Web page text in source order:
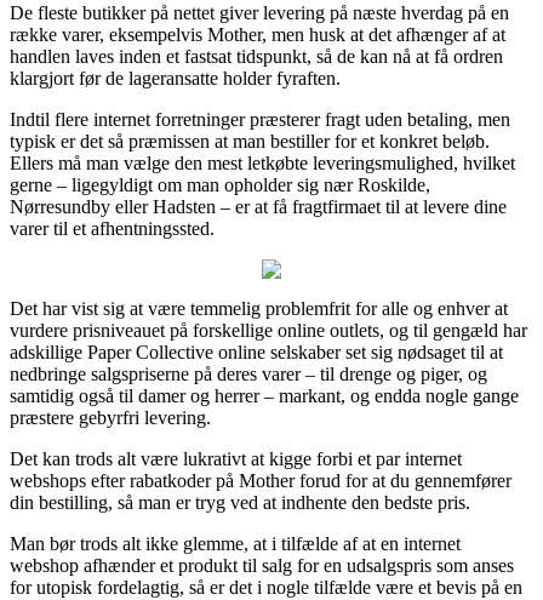
De fleste butikker på nettet giver levering på næste hverdag på en
række varer, eksempelvis Mother, men husk at det afhænger af at
handlen laves inden et fastsat tidspunkt, så de kan nå at få ordren
klargjort før de lageransatte holder fyraften.
Indtil flere internet forretninger præsterer fragt uden betaling, men
typisk er det så præmissen at man bestiller for et konkret beløb.
Ellers må man vælge den mest letkøbte leveringsmulighed, hvilket
gerne – ligegyldigt om man opholder sig nær Roskilde,
Nørresundby eller Hadsten – er at få fragtfirmaet til at levere dine
varer til et afhentningssted.
Det har vist sig at være temmelig problemfrit for alle og enhver at
vurdere prisniveauet på forskellige online outlets, og til gengæld har
adskillige Paper Collective online selskaber set sig nødsaget til at
nedbringe salgspriserne på deres varer – til drenge og piger, og
samtidig også til damer og herrer – markant, og endda nogle gange
præstere gebyrfri levering.
Det kan trods alt være lukrativt at kigge forbi et par internet
webshops efter rabatkoder på Mother forud for at du gennemfører
din bestilling, så man er tryg ved at indhente den bedste pris.
Man bør trods alt ikke glemme, at i tilfælde af at en internet
webshop afhænder et produkt til salg for en udsalgspris som anses
for utopisk fordelagtig, så er det i nogle tilfælde være et bevis på en